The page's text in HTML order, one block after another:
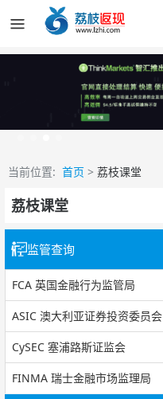
当前位置: 首页 > 荔枝课堂
荔枝课堂
监管查询
FCA 英国金融行为监管局
ASIC 澳大利亚证券投资委员会
CySEC 塞浦路斯证监会
FINMA 瑞士金融市场监理局